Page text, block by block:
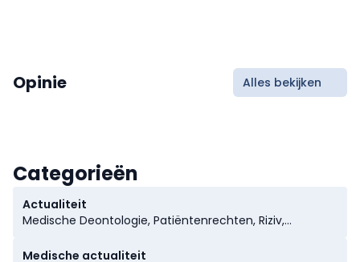
Opinie Alles bekijken
Categorieën
Actualiteit
Medische Deontologie, Patiëntenrechten, Riziv,
Medische actualiteit